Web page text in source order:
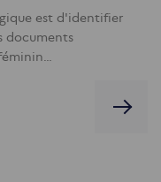
est d'identifier
documents